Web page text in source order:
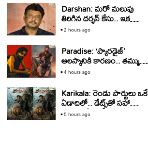
Darshan: మరో మలుపు
తిరిగిన దర్శన్‌ కేసు.. ఇక
బయటకు రావడం కష్టమేనా?
2 hours ago
Paradise: ‘ప్యారడైజ్‌’
ఆలస్యానికి కారణం.. తమ్ముడి
కోసం అన్న రావడమా?
4 hours ago
Karikala: రెండు పార్టులు ఒకే
ఏడాదిలో.. డేట్స్‌తో సహా
అనౌన్స్‌ చేసిన హీరో
5 hours ago